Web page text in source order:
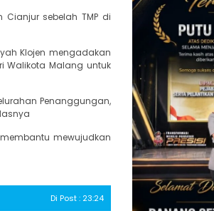
sebelah TMP di
Klojen mengadakan
Walikota Malang untuk
Penanggungan,
mewujudkan
Di Post : 23:24